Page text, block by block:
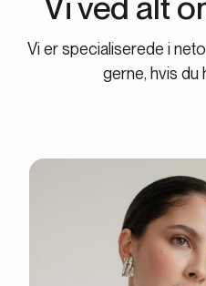
Vi er specialiserede i
gerne, hvis du